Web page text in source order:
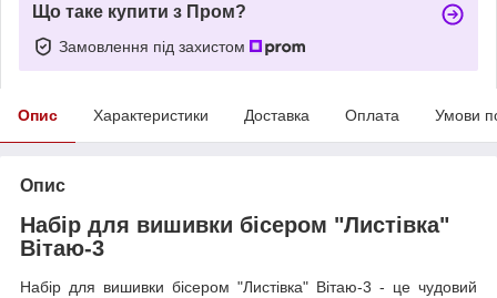
Що таке купити з Пром?
Замовлення під захистом
Опис Характеристики Доставка Оплата Умови
Опис
Набір для вишивки бісером "Листівка"
Вітаю-3
Набір для вишивки бісером "Листівка" Вітаю-3 - це чудовий